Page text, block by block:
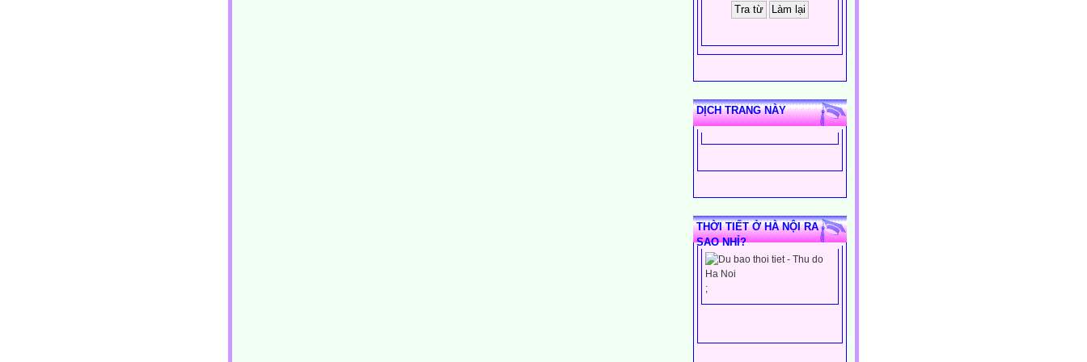
DỊCH TRANG NÀY
THỜI TIẾT Ở HÀ NỘI RA
SAO NHỈ?
;